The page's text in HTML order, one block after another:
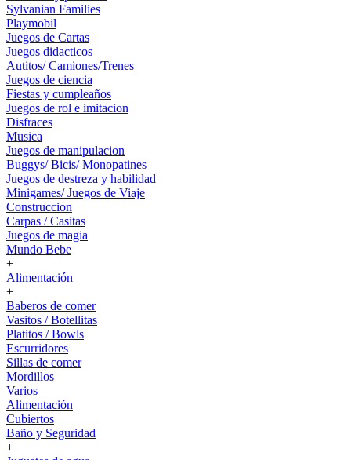
Sylvanian Families
Playmobil
Juegos de Cartas
Juegos didacticos
Autitos/ Camiones/Trenes
Juegos de ciencia
Fiestas y cumpleaños
Juegos de rol e imitacion
Disfraces
Musica
Juegos de manipulacion
Buggys/ Bicis/ Monopatines
Juegos de destreza y habilidad
Minigames/ Juegos de Viaje
Construccion
Carpas / Casitas
Juegos de magia
Mundo Bebe
+
Alimentación
+
Baberos de comer
Vasitos / Botellitas
Platitos / Bowls
Escurridores
Sillas de comer
Mordillos
Varios
Alimentación
Cubiertos
Baño y Seguridad
+